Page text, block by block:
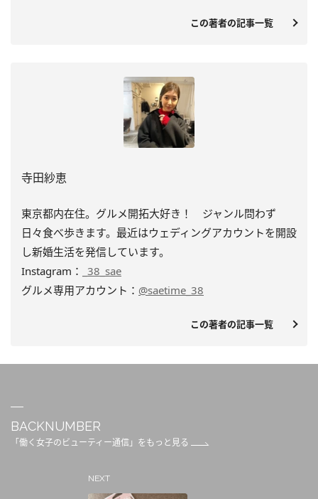
この著者の記事一覧
寺田紗恵
東京都内在住。グルメ開拓大好き！ ジャンル問わず
日々食べ歩きます。最近はウェディングアカウントを開設
し新婚生活を発信しています。
Instagram：
_38_sae
グルメ専用アカウント： @saetime_38
この著者の記事一覧
BACKNUMBER
「働く女子のビューティー通信」をもっと見る
NEXT